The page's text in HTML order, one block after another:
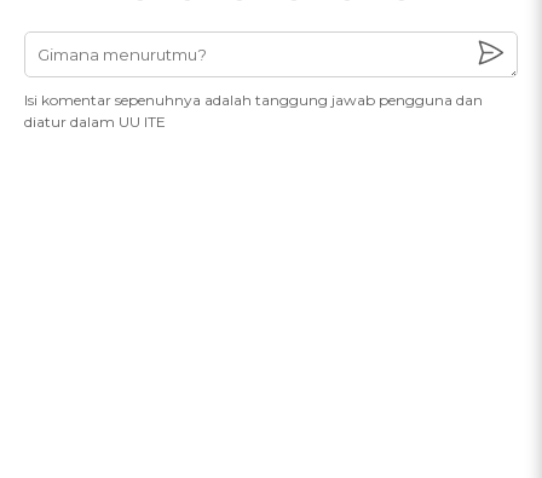
Isi komentar sepenuhnya adalah tanggung jawab pengguna dan
diatur dalam UU ITE